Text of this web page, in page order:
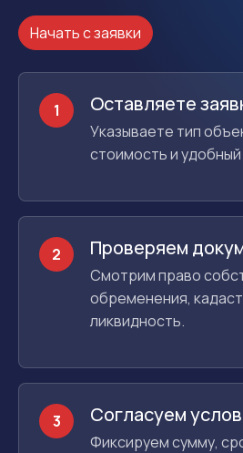
Начать с заявки
1 Оставляете
Указываете тип
стоимость и
2 Проверяем
Смотрим право
обременения,
ликвидность.
3 Согласуем
Фиксируем сумму,